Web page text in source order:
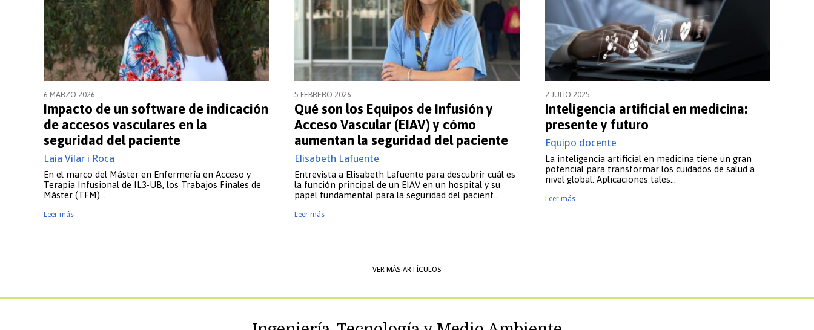
El boom de les microcredencials a la Unió Europea
Equip docent
Microcredencials versus certificacions: què triem?
6 MARZO 2026
Impacto de un software de indicación
de accesos vasculares en la
seguridad del paciente
Laia Vilar i Roca
En el marco del Máster en Enfermería en Acceso y
Terapia Infusional de IL3-UB, los Trabajos Finales de
Máster (TFM)…
Leer más
5 FEBRERO 2026
Qué son los Equipos de Infusión y
Acceso Vascular (EIAV) y cómo
aumentan la seguridad del paciente
Elisabeth Lafuente
Entrevista a Elisabeth Lafuente para descubrir cuál es
la función principal de un EIAV en un hospital y su
papel fundamental para la seguridad del pacient…
Leer más
2 JULIO 2025
Inteligencia artificial en medicina:
presente y futuro
Equipo docente
La inteligencia artificial en medicina tiene un gran
potencial para transformar los cuidados de salud a
nivel global. Aplicaciones tales…
Leer más
VER MÁS ARTÍCULOS